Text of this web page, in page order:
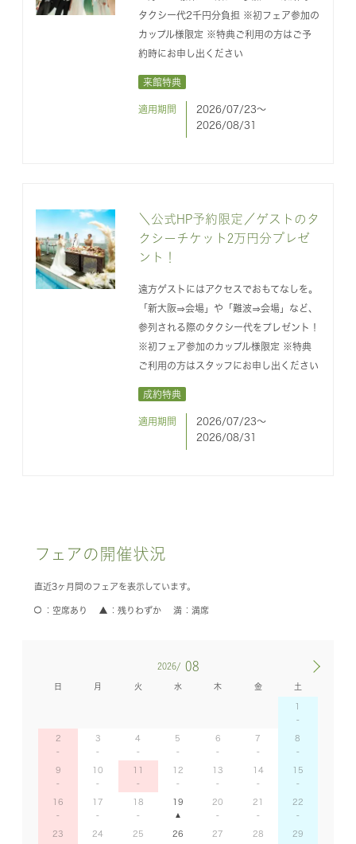
タクシー代2千円分負担 ※初フェア参加の
カップル様限定 ※特典ご利用の方はご予
約時にお申し出ください
来館特典
適用期間
2026/07/23〜
2026/08/31
＼公式HP予約限定／ゲストのタ
クシーチケット2万円分プレゼ
ント！
遠方ゲストにはアクセスでおもてなしを。
「新大阪⇒会場」や「難波⇒会場」など、
参列される際のタクシー代をプレゼント！
※初フェア参加のカップル様限定 ※特典
ご利用の方はスタッフにお申し出ください
成約特典
適用期間
2026/07/23〜
2026/08/31
フェアの開催状況
直近3ヶ月間のフェアを表示しています。
空席あり 残りわずか 満席
2026/ 08
日 月 火 水 木 金 土
1
2 3 4 5 6 7 8
9 10 11 12 13 14 15
16 17 18 19 20 21 22
23 24 25 26 27 28 29